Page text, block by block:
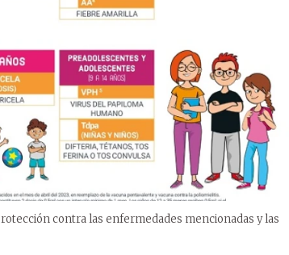
contra las enfermedades mencionadas y las